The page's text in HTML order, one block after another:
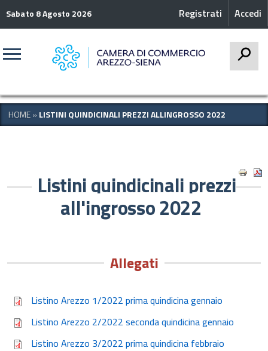
Sabato 8 Agosto 2026 Accedi
Registrati
HOME» LISTINI QUINDICINALI PREZZI ALLINGROSSO 2022
Listini quindicinali prezzi
all'ingrosso 2022
Allegati
Listino Arezzo 1/2022 prima quindicina gennaio
Listino Arezzo 2/2022 seconda quindicina gennaio
Listino Arezzo 3/2022 prima quindicina febbraio